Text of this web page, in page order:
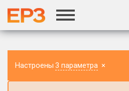
Настроены 3 параметра ×